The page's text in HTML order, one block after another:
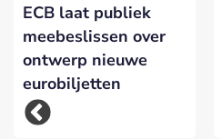
ECB laat publiek
meebeslissen over
ontwerp nieuwe
eurobiljetten